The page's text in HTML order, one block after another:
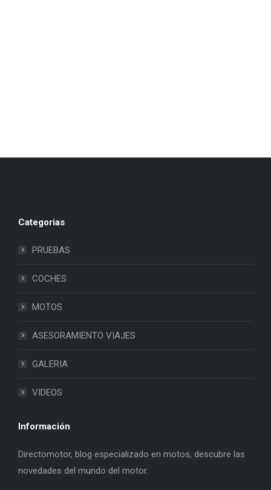
Categorias
PRUEBAS
COCHES
MOTOS
ASESORAMIENTO VIAJES
GALERIA
VIDEOS
Información
Directomotor, blog especializado en motos, descubre las
novedades del mundo del motor.